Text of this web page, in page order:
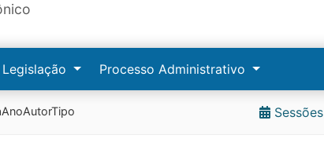
Legislação Processo Administrativo
Sessões